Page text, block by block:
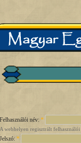
Felhasználói név: *
A webhelyen regisztrált felhasználói
Jelszó: *